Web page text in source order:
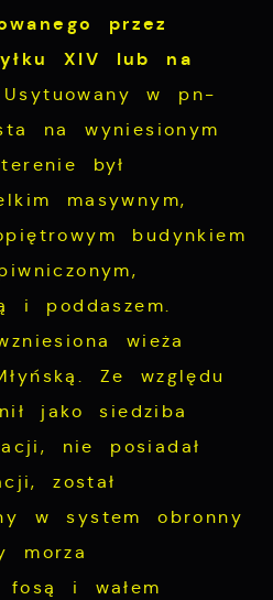
przez
XIV lub na
Usytuowany w pn-
na wyniesionym
był
masywnym,
budynkiem
i poddaszem.
wieża
Ze względu
jako siedziba
nie posiadał
został
w system obronny
morza
fosą i wałem